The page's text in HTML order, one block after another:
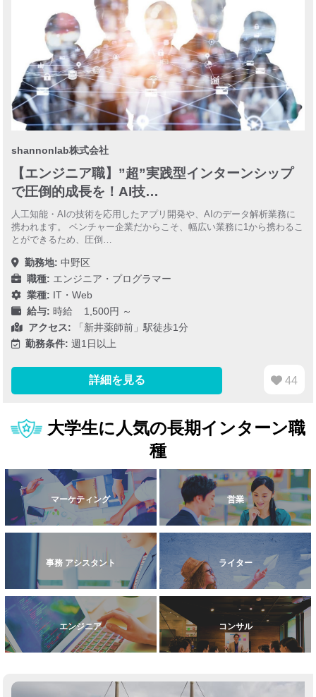
shannonlab株式会社
【エンジニア職】”超”実践型インターンシップ
で圧倒的成長を！AI技…
人工知能・AIの技術を応用したアプリ開発や、AIのデータ解析業務に
携われます。 ベンチャー企業だからこそ、幅広い業務に1から携わるこ
とができるため、圧倒…
勤務地: 中野区
職種: エンジニア・プログラマー
業種: IT・Web
給与: 時給 1,500円 ～
アクセス:
「新井薬師前」駅徒歩1分
勤務条件: 週1日以上
詳細を見る 44
大学生に人気の長期インターン職
種
マーケティング 営業
事務 アシスタント ライター
エンジニア コンサル